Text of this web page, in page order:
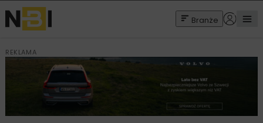
Branże
REKLAMA